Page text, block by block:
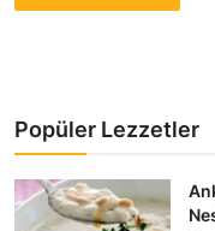
Popüler Lezzetler